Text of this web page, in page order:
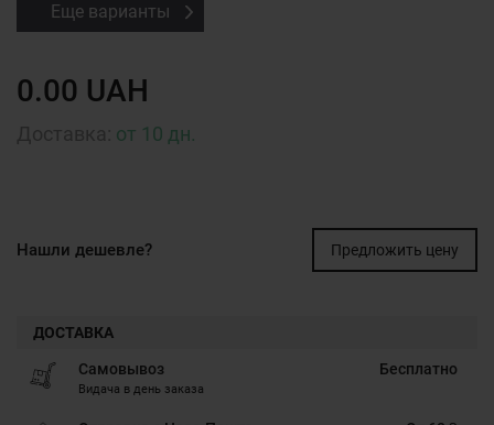
Еще варианты
0.00 UAH
от 10 дн.
Нашли дешевле? Предложить цену
ДОСТАВКА
Самовывоз
Видача в день заказа
Бесплатно